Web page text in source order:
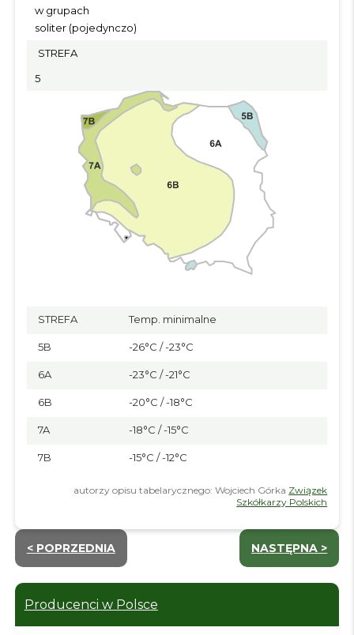
w grupach
soliter (pojedynczo)
STREFA
5
STREFA Temp. minimalne
5B -26°C / -23°C
6A -23°C / -21°C
6B -20°C / -18°C
7A -18°C / -15°C
7B -15°C / -12°C
autorzy opisu tabelarycznego: Wojciech Górka Związek
Szkółkarzy Polskich
< POPRZEDNIA NASTĘPNA >
Producenci w Polsce